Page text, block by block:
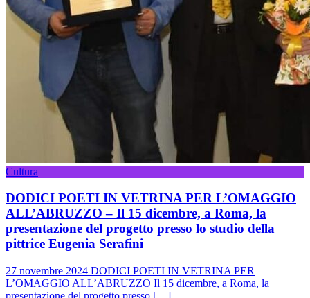
Cultura
DODICI POETI IN VETRINA PER L’OMAGGIO
ALL’ABRUZZO – Il 15 dicembre, a Roma, la
presentazione del progetto presso lo studio della
pittrice Eugenia Serafini
27 novembre 2024 DODICI POETI IN VETRINA PER
L’OMAGGIO ALL’ABRUZZO Il 15 dicembre, a Roma, la
presentazione del progetto presso […]